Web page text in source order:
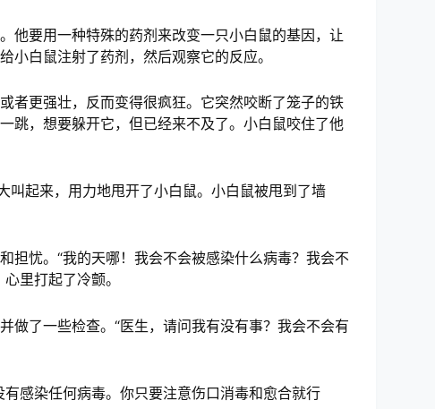
他要用一种特殊的药剂来改变一只小白鼠的基因，让
小白鼠注射了药剂，然后观察它的反应。
者更强壮，反而变得很疯狂。它突然咬断了笼子的铁
跳，想要躲开它，但已经来不及了。小白鼠咬住了他
叫起来，用力地甩开了小白鼠。小白鼠被甩到了墙
担忧。“我的天哪！我会不会被感染什么病毒？我会不
里打起了冷颤。
做了一些检查。“医生，请问我有没有事？我会不会有
感染任何病毒。你只要注意伤口消毒和愈合就行